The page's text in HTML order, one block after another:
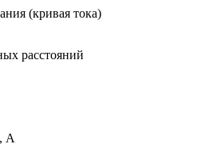
(кривая тока)
расстояний
А